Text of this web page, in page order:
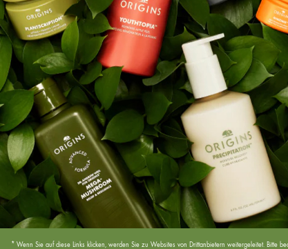
* Wenn Sie auf diese Links klicken, werden Sie zu Websites von Drittanbietern weitergeleitet. Bitte